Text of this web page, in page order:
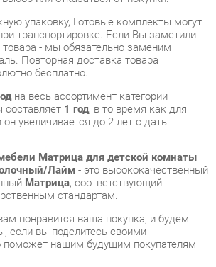
Повторная доставка товара
бесплатно.
на весь ассортимент категории
1 год, в то время как для
увеличивается до 2 лет с даты
Матрица для детской комнаты
Лайм- это высококачественный
Матрица, соответствующий
стандартам.
понравится ваша покупка, и будем
если вы поделитесь своими
нашим будущим покупателям
сведения, фото и
вы можете получить,
форму на сайте, электронную
или через мессенджеры Skype,